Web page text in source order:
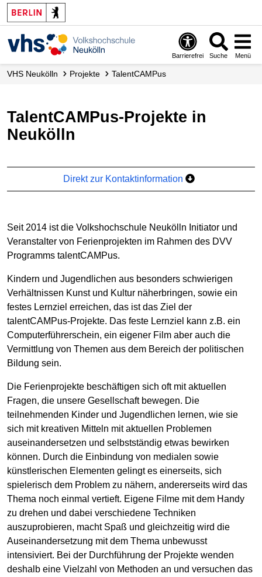
Barrierefrei Suche Menü
VHS Neukölln Projekte talentCAMPus
talentCAMPus-Projekte in
Neukölln
Direkt zur Kontaktinformation
Seit 2014 ist die Volkshochschule Neukölln Initiator und
Veranstalter von Ferienprojekten im Rahmen des DVV
Programms talentCAMPus.
Kindern und Jugendlichen aus besonders schwierigen
Verhältnissen Kunst und Kultur näherbringen, sowie ein
festes Lernziel erreichen, das ist das Ziel der
talentCAMPus-Projekte. Das feste Lernziel kann z.B. ein
Computerführerschein, ein eigener Film aber auch die
Vermittlung von Themen aus dem Bereich der politischen
Bildung sein.
Die Ferienprojekte beschäftigen sich oft mit aktuellen
Fragen, die unsere Gesellschaft bewegen. Die
teilnehmenden Kinder und Jugendlichen lernen, wie sie
sich mit kreativen Mitteln mit aktuellen Problemen
auseinandersetzen und selbstständig etwas bewirken
können. Durch die Einbindung von medialen sowie
künstlerischen Elementen gelingt es einerseits, sich
spielerisch dem Problem zu nähern, andererseits wird das
Thema noch einmal vertieft. Eigene Filme mit dem Handy
zu drehen und dabei verschiedene Techniken
auszuprobieren, macht Spaß und gleichzeitig wird die
Auseinandersetzung mit dem Thema unbewusst
intensiviert. Bei der Durchführung der Projekte wenden
deshalb eine Vielzahl von Methoden an und versuchen das